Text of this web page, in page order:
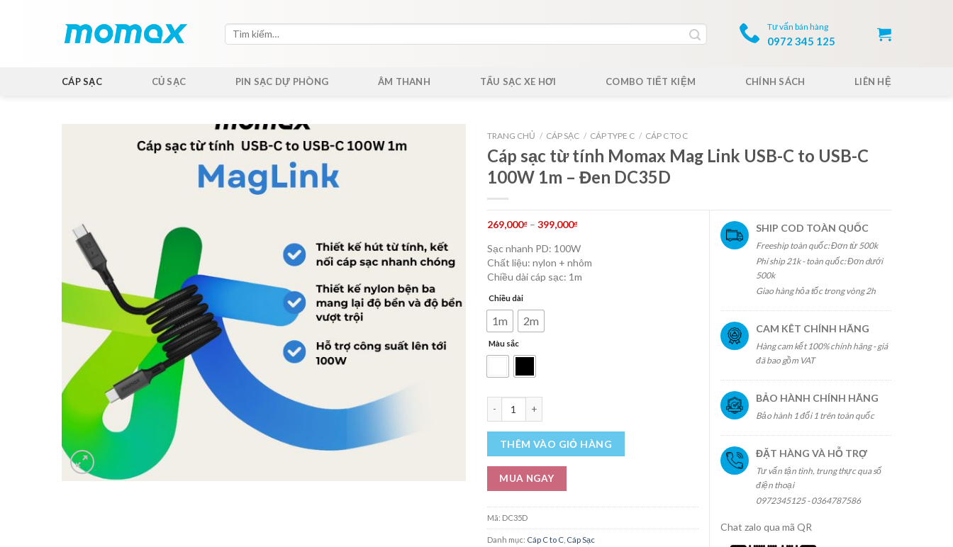
Tìm
kiếm:
Tư vấn bán hàng
0972 345 125
CÁP SẠC CỦ SẠC PIN SẠC DỰ PHÒNG ÂM THANH TẨU SẠC XE HƠI COMBO TIẾT KIỆM CHÍNH SÁCH LIÊN HỆ
TRANG CHỦ / CÁP SẠC / CÁP TYPE C / CÁP C TO C
Cáp sạc từ tính Momax Mag Link USB-C to USB-C
100W 1m – Đen DC35D
269,000₫ – 399,000₫
Sạc nhanh PD: 100W
Chất liệu: nylon + nhôm
Chiều dài cáp sạc: 1m
Chiều dài
1m 2m
Màu sắc
Cáp sạc từ tính Momax Mag Link USB-C to USB-C 100W 1m - Đen DC35D số lượng
THÊM VÀO GIỎ HÀNG
MUA NGAY
Mã: DC35D
Danh mục: Cáp C to C Cáp Sạc
SHIP COD TOÀN QUỐC
Freeship toàn quốc: Đơn từ 500k
Phí ship 21k - toàn quốc: Đơn dưới
500k
Giao hàng hỏa tốc trong vòng 2h
CAM KÊT CHÍNH HÃNG
Hàng cam kết 100% chính hãng - giá
đã bao gồm VAT
BẢO HÀNH CHÍNH HÃNG
Bảo hành 1 đổi 1 trên toàn quốc
ĐẶT HÀNG VÀ HỖ TRỢ
Tư vấn tận tình, trung thực qua số
điện thoại
0972345125 - 0364787586
Chat zalo qua mã QR